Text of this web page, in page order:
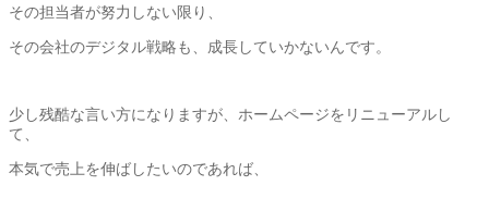
その担当者が努力しない限り、
その会社のデジタル戦略も、成長していかないんです。
少し残酷な言い方になりますが、 ホームページをリニューアルし
て、
本気で売上を伸ばしたいのであれば、